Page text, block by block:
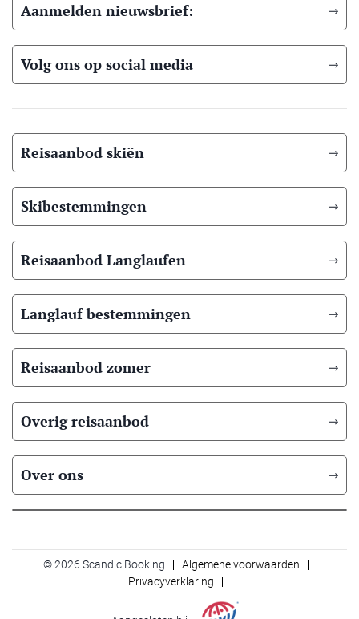
Aanmelden nieuwsbrief:
Volg ons op social media
Reisaanbod skiën
Skibestemmingen
Reisaanbod Langlaufen
Langlauf bestemmingen
Reisaanbod zomer
Overig reisaanbod
Over ons
© 2026 Scandic Booking
Algemene voorwaarden
Privacyverklaring